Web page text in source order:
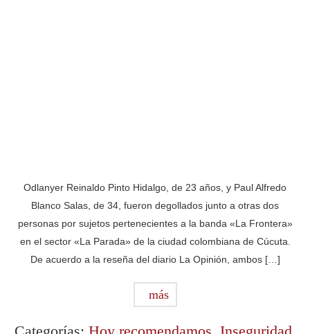
Odlanyer Reinaldo Pinto Hidalgo, de 23 años, y Paul Alfredo
Blanco Salas, de 34, fueron degollados junto a otras dos
personas por sujetos pertenecientes a la banda «La Frontera»
en el sector «La Parada» de la ciudad colombiana de Cúcuta.
De acuerdo a la reseña del diario La Opinión, ambos […]
más